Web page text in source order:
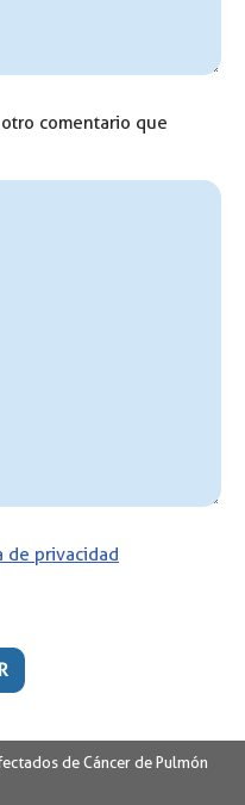
comentario que
de privacidad
de Cáncer de Pulmón